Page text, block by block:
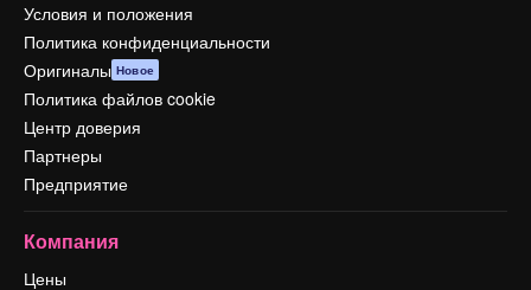
Условия и положения
Политика конфиденциальности
Оригиналы Новое
Политика файлов cookie
Центр доверия
Партнеры
Предприятие
Компания
Цены